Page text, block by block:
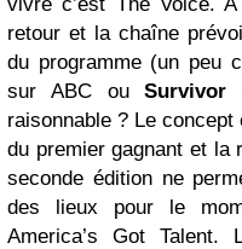
retour et la chaîne
du programme (un peu
sur ABC ouSurvivor
raisonnable ? Le concept
du premier gagnant et la
seconde édition ne
des lieux pour le
America’s Got